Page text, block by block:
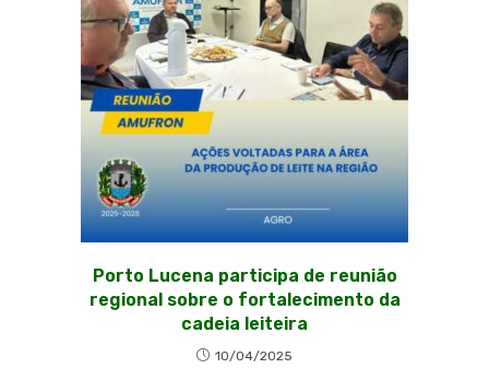
Porto Lucena participa de reunião
regional sobre o fortalecimento da
cadeia leiteira
10/04/2025